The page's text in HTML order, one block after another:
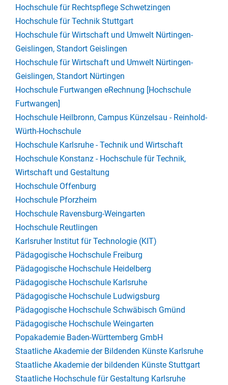
Hochschule für Rechtspflege Schwetzingen
Hochschule für Technik Stuttgart
Hochschule für Wirtschaft und Umwelt Nürtingen-
Geislingen, Standort Geislingen
Hochschule für Wirtschaft und Umwelt Nürtingen-
Geislingen, Standort Nürtingen
Hochschule Furtwangen eRechnung [Hochschule
Furtwangen]
Hochschule Heilbronn, Campus Künzelsau - Reinhold-
Würth-Hochschule
Hochschule Karlsruhe - Technik und Wirtschaft
Hochschule Konstanz - Hochschule für Technik,
Wirtschaft und Gestaltung
Hochschule Offenburg
Hochschule Pforzheim
Hochschule Ravensburg-Weingarten
Hochschule Reutlingen
Karlsruher Institut für Technologie (KIT)
Pädagogische Hochschule Freiburg
Pädagogische Hochschule Heidelberg
Pädagogische Hochschule Karlsruhe
Pädagogische Hochschule Ludwigsburg
Pädagogische Hochschule Schwäbisch Gmünd
Pädagogische Hochschule Weingarten
Popakademie Baden-Württemberg GmbH
Staatliche Akademie der Bildenden Künste Karlsruhe
Staatliche Akademie der bildenden Künste Stuttgart
Staatliche Hochschule für Gestaltung Karlsruhe